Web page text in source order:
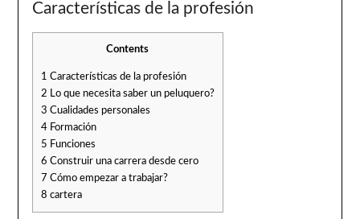
Características de la profesión
Contents
1 Características de la profesión
2 Lo que necesita saber un peluquero?
3 Cualidades personales
4Formación
5 Funciones
6 Construir una carrera desde cero
7 Cómo empezar a trabajar?
8 cartera